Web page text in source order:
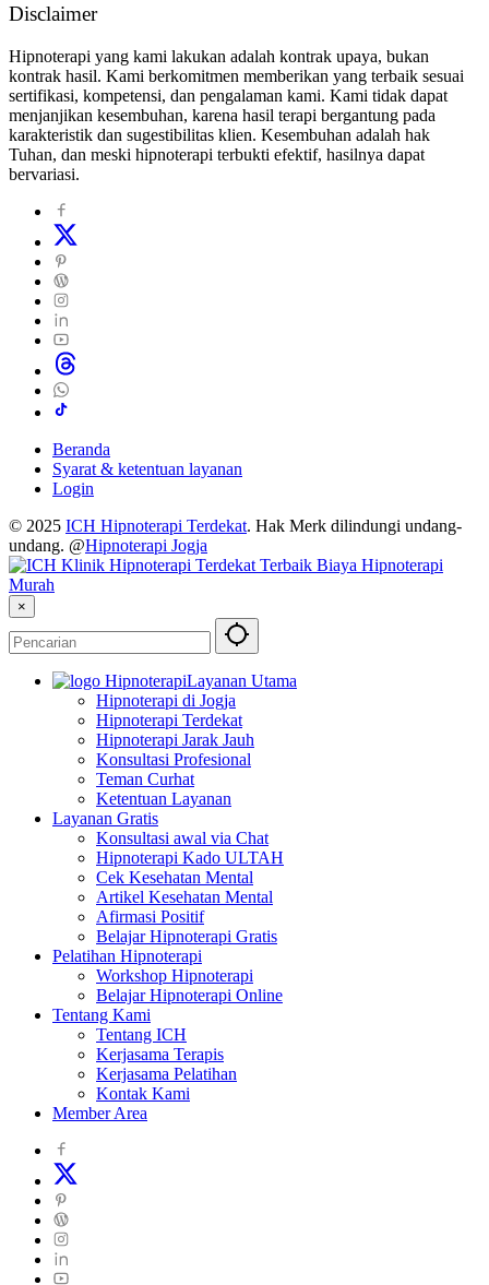
Disclaimer
Hipnoterapi yang kami lakukan adalah kontrak upaya, bukan
kontrak hasil. Kami berkomitmen memberikan yang terbaik sesuai
sertifikasi, kompetensi, dan pengalaman kami. Kami tidak dapat
menjanjikan kesembuhan, karena hasil terapi bergantung pada
karakteristik dan sugestibilitas klien. Kesembuhan adalah hak
Tuhan, dan meski hipnoterapi terbukti efektif, hasilnya dapat
bervariasi.
Beranda
Syarat & ketentuan layanan
Login
© 2025 ICH Hipnoterapi Terdekat. Hak Merk dilindungi undang-
undang. @Hipnoterapi Jogja
×
Layanan Utama
Hipnoterapi di Jogja
Hipnoterapi Terdekat
Hipnoterapi Jarak Jauh
Konsultasi Profesional
Teman Curhat
Ketentuan Layanan
Layanan Gratis
Konsultasi awal via Chat
Hipnoterapi Kado ULTAH
Cek Kesehatan Mental
Artikel Kesehatan Mental
Afirmasi Positif
Belajar Hipnoterapi Gratis
Pelatihan Hipnoterapi
Workshop Hipnoterapi
Belajar Hipnoterapi Online
Tentang Kami
Tentang ICH
Kerjasama Terapis
Kerjasama Pelatihan
Kontak Kami
Member Area